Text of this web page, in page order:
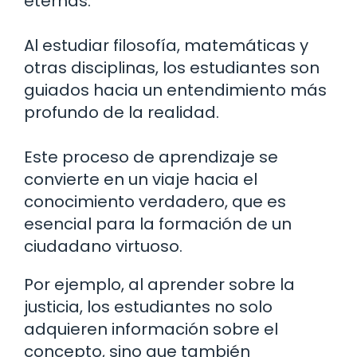
Al estudiar filosofía, matemáticas y
otras disciplinas, los estudiantes son
guiados hacia un entendimiento más
profundo de la realidad.
Este proceso de aprendizaje se
convierte en un viaje hacia el
conocimiento verdadero, que es
esencial para la formación de un
ciudadano virtuoso.
Por ejemplo, al aprender sobre la
justicia, los estudiantes no solo
adquieren información sobre el
concepto, sino que también